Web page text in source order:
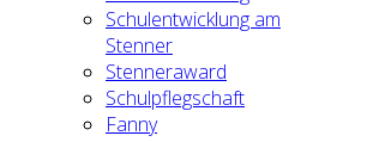
Schulentwicklung am
Stenner
Stenneraward
Schulpflegschaft
Fanny